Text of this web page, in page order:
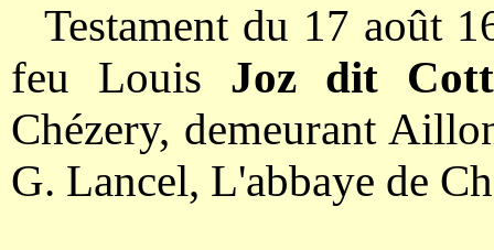
Testament du 17 août
feu Louis Joz dit
Chézery, demeurant
G. Lancel, L'abbaye de